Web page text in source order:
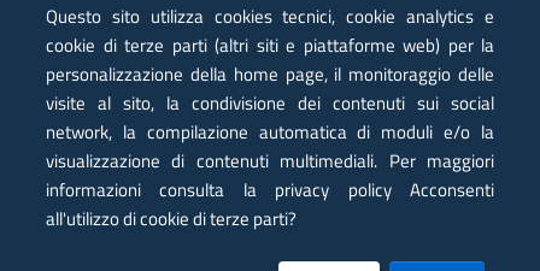
Moduli
Posta elettronica certificata PEC
Privacy
Note legali
Contatti
Questo sito utilizza cookies tecnici, cookie analytics e
cookie di terze parti (altri siti e piattaforme web) per la
personalizzazione della home page, il monitoraggio delle
visite al sito, la condivisione dei contenuti sui social
network, la compilazione automatica di moduli e/o la
visualizzazione di contenuti multimediali. Per maggiori
informazioni consulta la privacy policy Acconsenti
all'utilizzo di cookie di terze parti?